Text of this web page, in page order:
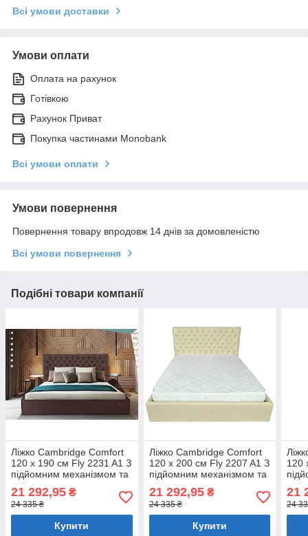
Всі умови доставки
Умови оплати
Оплата на рахунок
Готівкою
Рахунок Приват
Покупка частинами Monobank
Всі умови оплати
Умови повернення
Повернення товару впродовж 14 днів за домовленістю
Всі умови повернення
Подібні товари компанії
Ліжко Cambridge Comfort
120 х 190 см Fly 2231 A1 З
підйомним механізмом та
нішою для білизни Темно-
коричневий
21 292,95 ₴
24 335 ₴
Купити
Ліжко Cambridge Comfort
120 х 200 см Fly 2207 A1 З
підйомним механізмом та
нішою для білизни
Бежевий
21 292,95₴
24 335 ₴
Купити
120
21
24